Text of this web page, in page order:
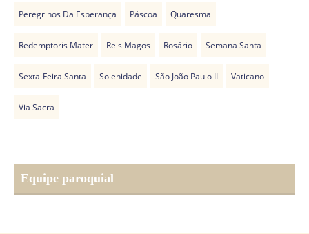
Peregrinos Da Esperança Páscoa Quaresma
Redemptoris Mater Reis Magos Rosário Semana Santa
Sexta-Feira Santa Solenidade São João Paulo II Vaticano
Via Sacra
Equipe paroquial